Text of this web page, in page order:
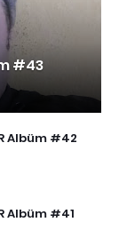
#43
Albüm #42
Albüm #41